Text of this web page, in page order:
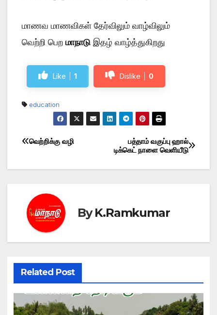
மாணவ மாணவிகள் தேர்விலும் வாழ்விலும்
வெற்றி பெற மாநாடு இதழ் வாழ்த்துகிறது
Like 1 Dislike 0
education
Post
navigation
பத்தாம் வகுப்பு ஹால்
டிக்கெட் நாளை வெளியீடு
வெற்றிக்கு வழி
ByK.Ramkumar
Related Post